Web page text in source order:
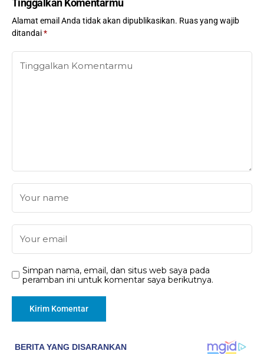
Alamat email Anda tidak akan dipublikasikan. Ruas yang wajib
ditandai*
Simpan nama, email, dan situs web saya pada
peramban ini untuk komentar saya berikutnya.